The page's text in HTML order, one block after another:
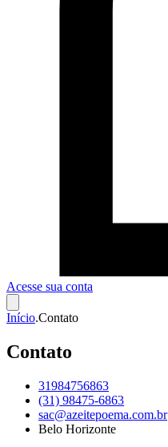
Acesse sua conta
Início.Contato
Contato
31984756863
(31) 98475-6863
sac@azeitepoema.com.br
Belo Horizonte